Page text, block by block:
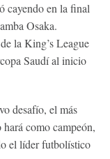
cayendo en la final
Osaka.
la King’s League
Saudí al inicio
desafío, el más
como campeón,
el líder futbolístico